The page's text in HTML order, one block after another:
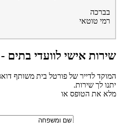
בברכה
רמי טוטאי
שירות אישי לוועדי בתים
המוקד לדייר של פורטל בית משותף
יתנו לך שירות.
מלא את הטופס או